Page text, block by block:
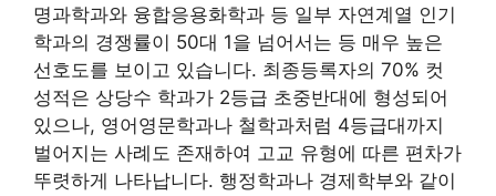
명과학과와 융합응용화학과 등 일부 자연계열 인기
학과의 경쟁률이 50대 1을 넘어서는 등 매우 높은
선호도를 보이고 있습니다. 최종등록자의 70% 컷
성적은 상당수 학과가 2등급 초중반대에 형성되어
있으나, 영어영문학과나 철학과처럼 4등급대까지
벌어지는 사례도 존재하여 고교 유형에 따른 편차가
뚜렷하게 나타납니다. 행정학과나 경제학부와 같이